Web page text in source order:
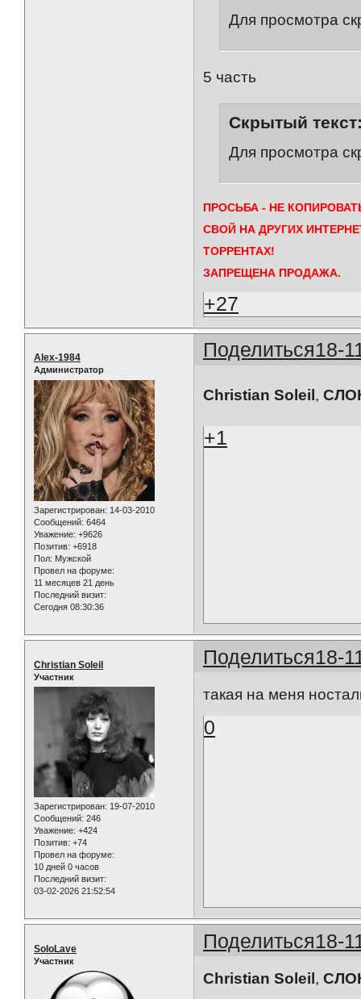
Для просмотра
5 часть
Скрытый
Для просмотра
ПРОСЬБА - НЕ
СВОЙ НА ДРУГИХ
ТОРРЕНТАХ!
ЗАПРЕЩЕНА ПРОДАЖА.
+27
Поделиться18-
Alex-1984
Администратор
Зарегистрирован: 14-03-2010
Сообщений: 6464
Уважение: +9626
Позитив: +6918
Пол: Мужской
Провел на форуме:
11 месяцев 21 день
Последний визит:
Сегодня 08:30:36
Christian Soleil ,
+1
Поделиться18-
Christian Soleil
Участник
Зарегистрирован: 19-07-2010
Сообщений: 246
Уважение: +424
Позитив: +74
Провел на форуме:
10 дней 0 часов
Последний визит:
03-02-2026 21:52:54
такая на меня
0
Поделиться18-
SoloLave
Участник
Christian Soleil ,